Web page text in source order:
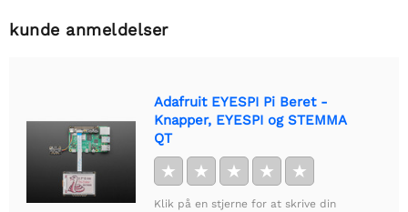
kunde anmeldelser
Adafruit EYESPI Pi Beret -
Knapper, EYESPI og STEMMA
QT
★ ★ ★ ★ ★
Klik på en stjerne for at skrive din